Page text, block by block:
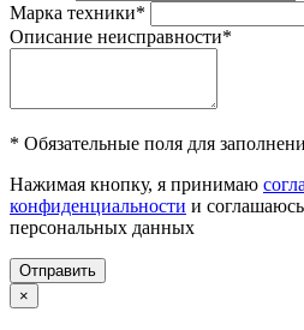
Марка техники*
Описание неисправности*
* Обязательные поля для
Нажимая кнопку, я принимаю
конфиденциальности и
персональных данных
Отправить
×